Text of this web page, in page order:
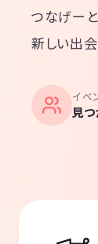
つなげーと
新しい出会
イベ
見つ